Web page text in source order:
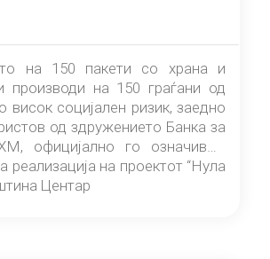
на 150 пакети со храна и
производи на 150 граѓани од
висок социјален ризик, заедно
од здружението Банка за
официјално го означивме
реализација на проектот “Нула
Центар